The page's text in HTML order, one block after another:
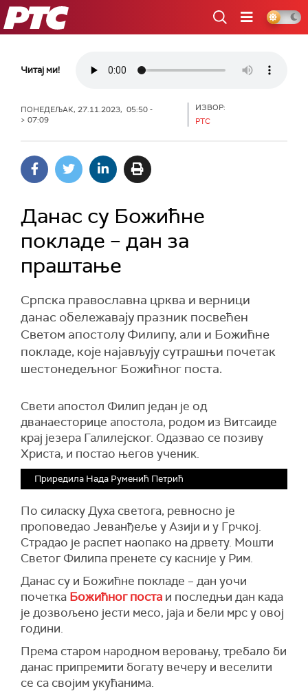
РТС
Читај ми!
ПОНЕДЕЉАК, 27.11.2023, 05:50 -
> 07:09
ИЗВОР:
РТС
Данас су Божићне
покладе – дан за
праштање
Српска православна црква и верници
данас обележавају празник посвећен
Светом апостолу Филипу, али и Божићне
покладе, које најављују сутрашњи почетак
шестонедељног Божићног поста.
Свети апостол Филип један је од
дванаесторице апостола, родом из Витсаиде
крај језера Галилејског. Одазвао се позиву
Христа, и постао његов ученик.
Приредила Нада Руменић Петрић
По силаску Духа светога, ревносно је
проповедао Јеванђеље у Азији и у Грчкој.
Страдао је распет наопако на дрвету. Мошти
Светог Филипа пренете су касније у Рим.
Данас су и Божићне покладе – дан уочи
почетка Божићног поста и последњи дан када
је дозвољено јести месо, јаја и бели мрс у овој
години.
Према старом народном веровању, требало би
данас припремити богату вечеру и веселити
се са својим укућанима.